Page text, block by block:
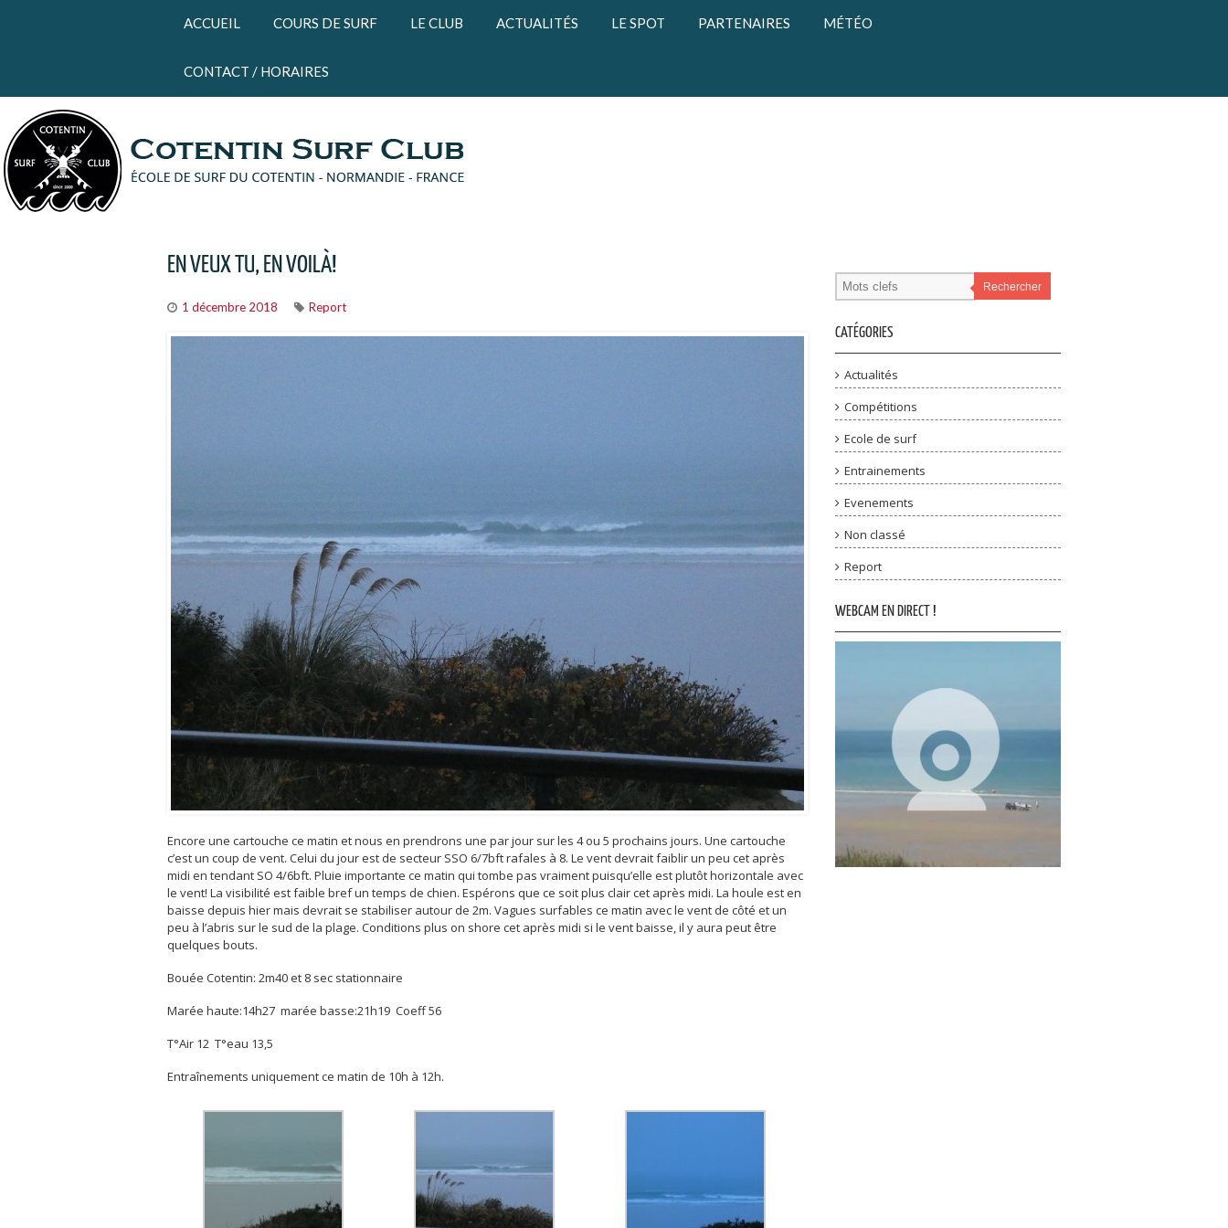
ACCUEIL COURS DE SURF LE CLUB ACTUALITÉS LE SPOT PARTENAIRES MÉTÉO
CONTACT / HORAIRES
EN VEUX TU, EN VOILÀ!
1 décembre 2018 Report
Encore une cartouche ce matin et nous en prendrons une par jour sur les 4 ou 5 prochains jours. Une cartouche
c’est un coup de vent. Celui du jour est de secteur SSO 6/7bft rafales à 8. Le vent devrait faiblir un peu cet après
midi en tendant SO 4/6bft. Pluie importante ce matin qui tombe pas vraiment puisqu’elle est plutôt horizontale avec
le vent! La visibilité est faible bref un temps de chien. Espérons que ce soit plus clair cet après midi. La houle est en
baisse depuis hier mais devrait se stabiliser autour de 2m. Vagues surfables ce matin avec le vent de côté et un
peu à l’abris sur le sud de la plage. Conditions plus on shore cet après midi si le vent baisse, il y aura peut être
quelques bouts.
Bouée Cotentin: 2m40 et 8 sec stationnaire
Marée haute:14h27 marée basse:21h19 Coeff 56
T°Air 12 T°eau 13,5
Entraînements uniquement ce matin de 10h à 12h.
Rechercher
CATÉGORIES
Actualités
Compétitions
Ecole de surf
Entrainements
Evenements
Non classé
Report
WEBCAM EN DIRECT !